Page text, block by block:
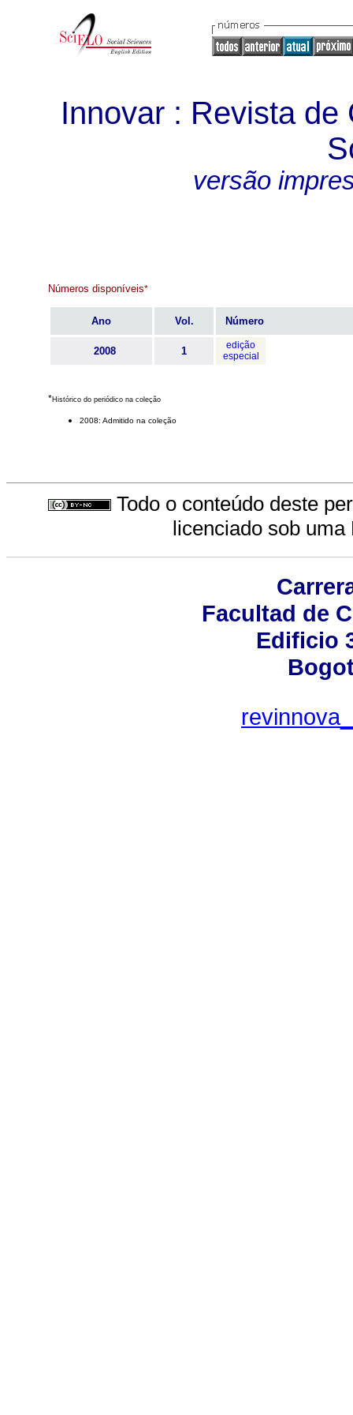
Innovar : Revista de
versão
Números disponíveis*
Ano Vol. Número
2008 1
edição
especial
*Histórico do periódico na coleção
2008: Admitido na coleção
Todo o conteúdo deste
licenciado sob uma
Facultad de
Edificio